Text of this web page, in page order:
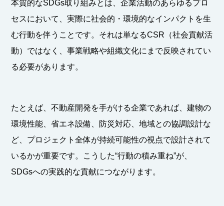
本質的なSDGs取り組みとは、企業活動のあらゆるプロ
セスにおいて、実際に社会的・環境的なインパクトを生
む行動を伴うことです。それは単なるCSR（社会貢献活
動）ではなく、事業戦略や組織文化にまで反映されてい
る必要があります。
たとえば、不動産開発を手がける企業であれば、建物の
環境性能、省エネ設備、防災対応、地域との協調設計な
ど、プロジェクト全体が持続可能性の視点で設計されて
いるかが重要です。こうした“行動の積み重ね”が、
SDGsへの実践的な貢献につながります。